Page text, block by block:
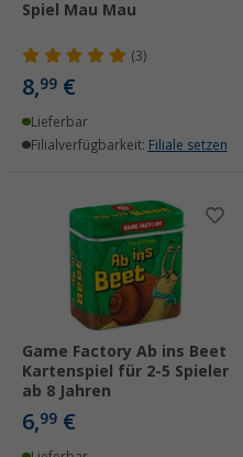
Spiel Mau Mau
(3)
8,99 €
Lieferbar
Filialverfügbarkeit: Filiale setzen
Game Factory Ab ins Beet
Kartenspiel für 2-5 Spieler
ab 8 Jahren
6,99 €